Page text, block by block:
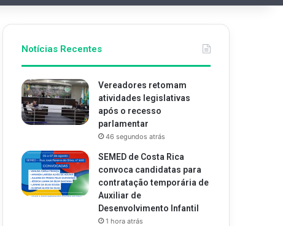
Notícias Recentes
Vereadores retomam
atividades legislativas
após o recesso
parlamentar
46 segundos atrás
SEMED de Costa Rica
convoca candidatas para
contratação temporária de
Auxiliar de
Desenvolvimento Infantil
1 hora atrás